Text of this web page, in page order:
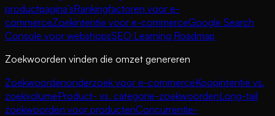
productpagina’sRankingfactoren voor e-
commerceZoekintentie voor e-commerceGoogle Search
Console voor webshopsSEO Learning Roadmap
Zoekwoorden vinden die omzet genereren
Zoekwoordenonderzoek voor e-commerceKoopintentie vs.
zoekvolumeProduct- vs. categorie-zoekwoordenLong-tail
zoekwoorden voor productenConcurrentie-